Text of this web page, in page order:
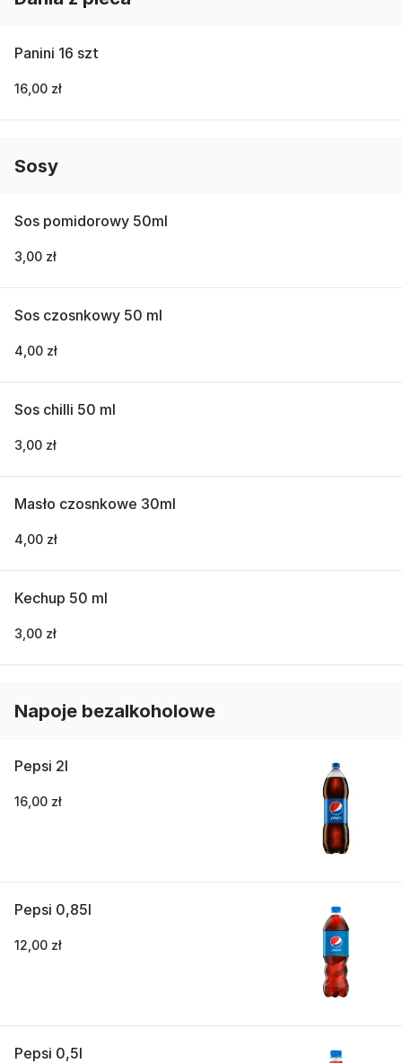
Panini 16 szt
16,00 zł
Sosy
Sos pomidorowy 50ml
3,00 zł
Sos czosnkowy 50 ml
4,00 zł
Sos chilli 50 ml
3,00 zł
Masło czosnkowe 30ml
4,00 zł
Kechup 50 ml
3,00 zł
Napoje bezalkoholowe
Pepsi 2l
16,00 zł
Pepsi 0,85l
12,00 zł
Pepsi 0,5l